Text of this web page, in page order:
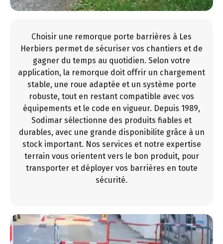
Choisir une remorque porte barrières à Les
Herbiers permet de sécuriser vos chantiers et de
gagner du temps au quotidien. Selon votre
application, la remorque doit offrir un chargement
stable, une roue adaptée et un système porte
robuste, tout en restant compatible avec vos
équipements et le code en vigueur. Depuis 1989,
Sodimar sélectionne des produits fiables et
durables, avec une grande disponibilite grâce à un
stock important. Nos services et notre expertise
terrain vous orientent vers le bon produit, pour
transporter et déployer vos barrières en toute
sécurité.